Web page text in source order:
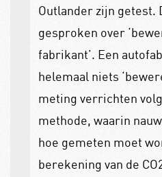
Outlander zijn getest.
gesproken over
fabrikant’. Een
helemaal niets
meting verrichten
methode, waarin
hoe gemeten moet
berekening van de